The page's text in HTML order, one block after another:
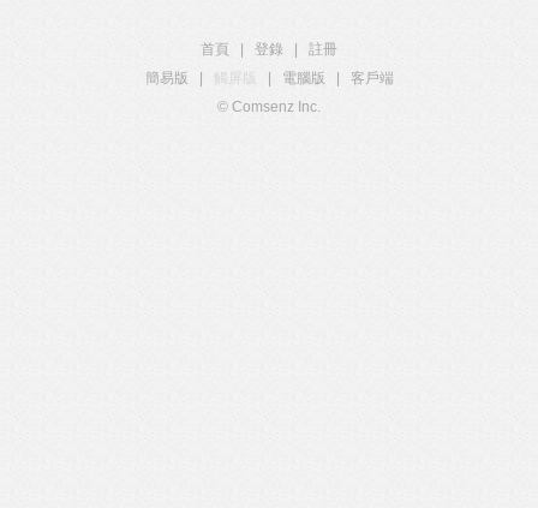
首頁 登錄
註冊
簡易版
觸屏版 電腦版
客戶端
© Comsenz Inc.